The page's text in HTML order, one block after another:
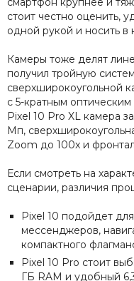
стоит честно оценить,
одной рукой и носить в
Камеры тоже делят
получил тройную
сверхширокоугольной
с 5-кратным
Pixel 10 Pro XL камера
Мп,
Zoom до 100x и
Если смотреть на
сценарии, различия
Pixel 10 подойдет
мессенджеров,
компактного
Pixel 10 Pro стоит
ГБ RAM и удобный